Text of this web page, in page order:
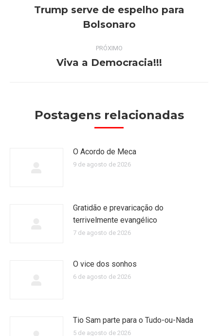
anterior:
Trump serve de espelho para
Bolsonaro
PRÓXIMO
Próximo
Viva a Democracia!!!
Postagens relacionadas
O Acordo de Meca
9 de agosto de 2026
Gratidão e prevaricação do
terrivelmente evangélico
7 de agosto de 2026
O vice dos sonhos
6 de agosto de 2026
Tio Sam parte para o Tudo-ou-Nada
5 de agosto de 2026